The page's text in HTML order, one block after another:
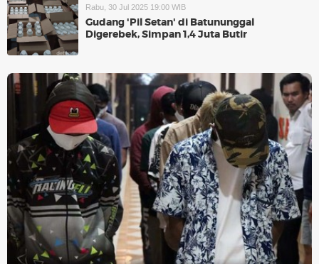
Rabu, 30 Jul 2025 19:00 WIB
Gudang 'Pil Setan' di Batununggal
Digerebek, Simpan 1,4 Juta Butir